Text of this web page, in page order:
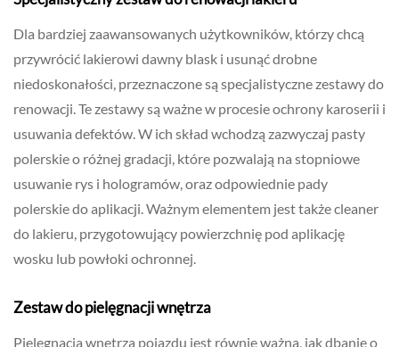
Dla bardziej zaawansowanych użytkowników, którzy chcą
przywrócić lakierowi dawny blask i usunąć drobne
niedoskonałości, przeznaczone są specjalistyczne zestawy do
renowacji. Te zestawy są ważne w procesie ochrony karoserii i
usuwania defektów. W ich skład wchodzą zazwyczaj pasty
polerskie o różnej gradacji, które pozwalają na stopniowe
usuwanie rys i hologramów, oraz odpowiednie pady
polerskie do aplikacji. Ważnym elementem jest także cleaner
do lakieru, przygotowujący powierzchnię pod aplikację
wosku lub powłoki ochronnej.
Zestaw do pielęgnacji wnętrza
Pielęgnacja wnętrza pojazdu jest równie ważna, jak dbanie o